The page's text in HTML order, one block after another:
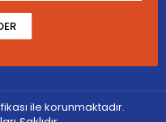
ile korunmaktadır.